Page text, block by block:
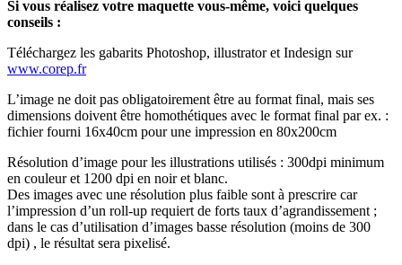
Si vous réalisez votre maquette vous-même, voici quelques
conseils :
Téléchargez les gabarits Photoshop, illustrator et Indesign sur
www.corep.fr
L’image ne doit pas obligatoirement être au format final, mais ses
dimensions doivent être homothétiques avec le format final par ex. :
fichier fourni 16x40cm pour une impression en 80x200cm
Résolution d’image pour les illustrations utilisés : 300dpi minimum
en couleur et 1200 dpi en noir et blanc.
Des images avec une résolution plus faible sont à prescrire car
l’impression d’un roll-up requiert de forts taux d’agrandissement ;
dans le cas d’utilisation d’images basse résolution (moins de 300
dpi) , le résultat sera pixelisé.